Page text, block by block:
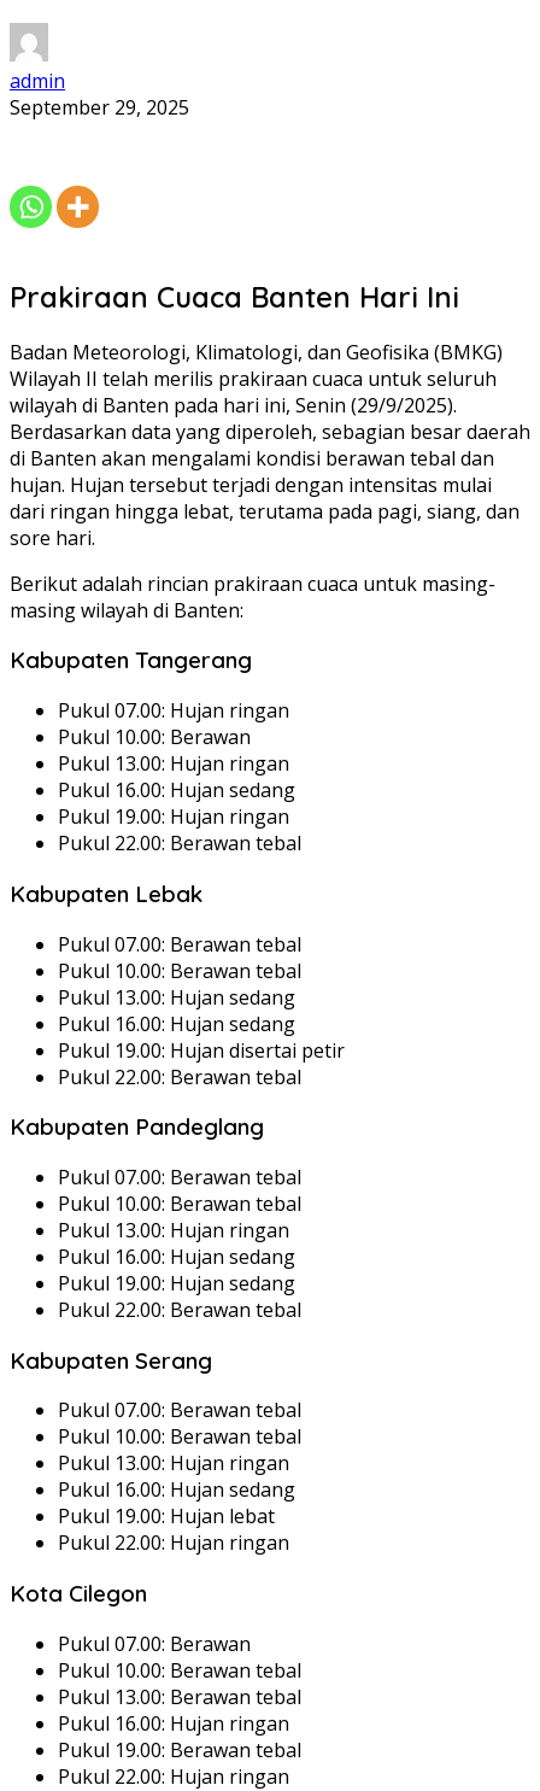
admin
September 29, 2025
Prakiraan Cuaca Banten Hari Ini
Badan Meteorologi, Klimatologi, dan Geofisika (BMKG)
Wilayah II telah merilis prakiraan cuaca untuk seluruh
wilayah di Banten pada hari ini, Senin (29/9/2025).
Berdasarkan data yang diperoleh, sebagian besar daerah
di Banten akan mengalami kondisi berawan tebal dan
hujan. Hujan tersebut terjadi dengan intensitas mulai
dari ringan hingga lebat, terutama pada pagi, siang, dan
sore hari.
Berikut adalah rincian prakiraan cuaca untuk masing-
masing wilayah di Banten:
Kabupaten Tangerang
Pukul 07.00: Hujan ringan
Pukul 10.00: Berawan
Pukul 13.00: Hujan ringan
Pukul 16.00: Hujan sedang
Pukul 19.00: Hujan ringan
Pukul 22.00: Berawan tebal
Kabupaten Lebak
Pukul 07.00: Berawan tebal
Pukul 10.00: Berawan tebal
Pukul 13.00: Hujan sedang
Pukul 16.00: Hujan sedang
Pukul 19.00: Hujan disertai petir
Pukul 22.00: Berawan tebal
Kabupaten Pandeglang
Pukul 07.00: Berawan tebal
Pukul 10.00: Berawan tebal
Pukul 13.00: Hujan ringan
Pukul 16.00: Hujan sedang
Pukul 19.00: Hujan sedang
Pukul 22.00: Berawan tebal
Kabupaten Serang
Pukul 07.00: Berawan tebal
Pukul 10.00: Berawan tebal
Pukul 13.00: Hujan ringan
Pukul 16.00: Hujan sedang
Pukul 19.00: Hujan lebat
Pukul 22.00: Hujan ringan
Kota Cilegon
Pukul 07.00: Berawan
Pukul 10.00: Berawan tebal
Pukul 13.00: Berawan tebal
Pukul 16.00: Hujan ringan
Pukul 19.00: Berawan tebal
Pukul 22.00: Hujan ringan